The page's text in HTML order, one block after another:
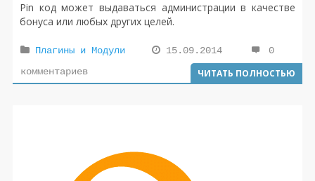
Pin код может выдаваться администрации в качестве
бонуса или любых других целей.
Плагины и Модули 15.09.2014
0
комментариев
ЧИТАТЬ ПОЛНОСТЬЮ